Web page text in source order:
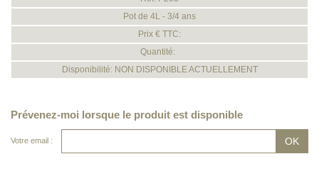
Pot de 4L - 3/4 ans
Prix € TTC:
Quantité:
Disponibilité: NON DISPONIBLE ACTUELLEMENT
Prévenez-moi lorsque le produit est disponible
Votre email :